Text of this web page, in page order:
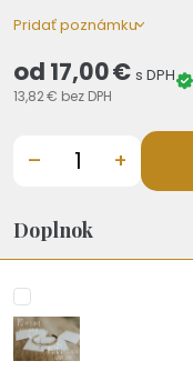
Pridať poznámku
od 17,00 € s DPH
13,82 € bez DPH
– +
Doplnok